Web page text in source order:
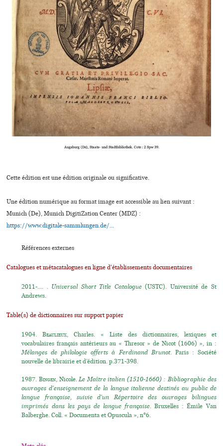
Augsburg (De), Staats- und Stadtbibliothek. Cote : 2 Spw 39.
Cette édition est une édition originale ou significative.
Une édition numérique au format image est accessible au lien suivant :
Munich (De), Munich DigitiZation Center (MDZ) :
https://www.digitale-sammlungen.de/...
Références externes
Catalogues et métacatalogues en ligne d'établissements documentaires
2011-.... . Universal Short Title Catalogue(USTC). Université de St
Andrews.
Table(s) de dictionnaires sur support papier
1904.Beaulieux, Charles. « Liste des dictionnaires, lexiques et
vocabulaires français antérieurs au « Thresor » de Nicot (1606) », in :
Mélanges de philologie offerts à Ferdinand Brunot. Paris : Société
nouvelle de librairie et d’édition. p.371-398.
1987.Bingen, Nicole.Le Maître italien (1510-1660) : Bibliographie des
ouvrages d'enseignement de la langue italienne destinés au public de
langue française, suivie d'un Répertoire des ouvrages bilingues
imprimés dans les pays de langue française. Bruxelles : Émile Van
Balberghe. Coll. « Documenta et Opuscula », n°6.